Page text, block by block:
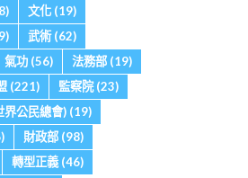
文化 (19)
武術(62)
氣功 (56) 法務部 (19)
(221) 監察院(23)
公民總會) (19)
財政部 (98)
轉型正義 (46)